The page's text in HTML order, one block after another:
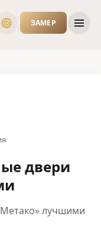
ЗАМЕР
двери
лучшими